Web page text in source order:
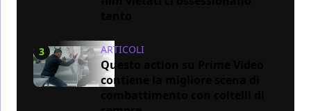
3 ARTICOLI
Questo action su Prime Video
contiene la migliore scena di